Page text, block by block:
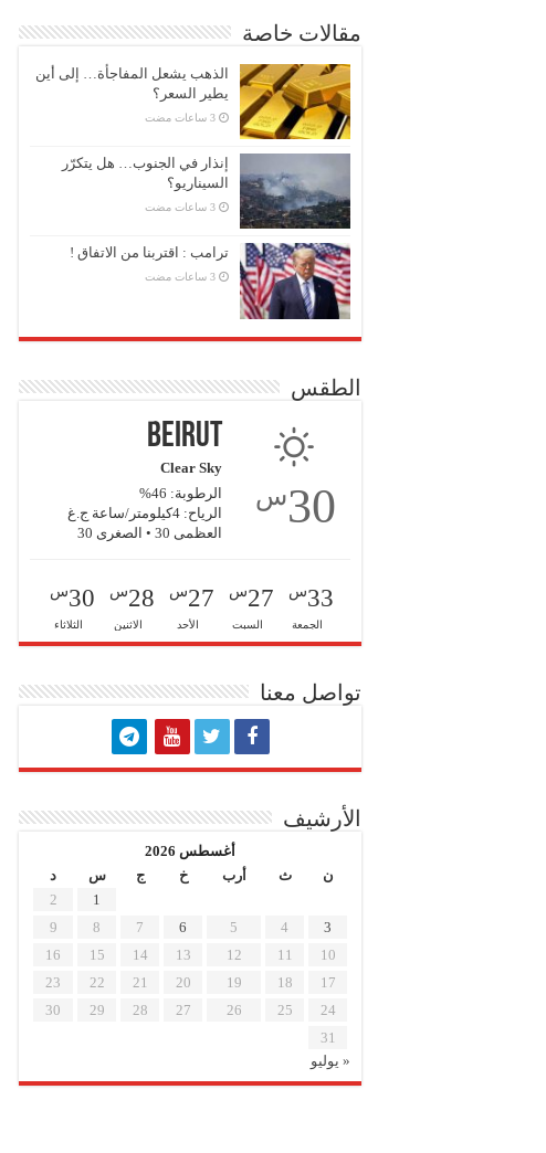
مقالات خاصة
الذهب يشعل المفاجأة… إلى أين
يطير السعر؟
إنذار في الجنوب… هل يتكرّر
السيناريو؟
ترامب : اقتربنا من الاتفاق !
الطقس
30س
Beirut
Clear Sky
الرطوبة: 46%
الرياح: 4كيلومتر/ساعة ج.غ
العظمى 30 • الصغرى 30
33س
الجمعة
27س
السبت
27س
الأحد
28س
الاثنين
30س
الثلاثاء
تواصل معنا
الأرشيف
أغسطس 2026
ن
ث أرب خ ج س
د
1
2
3
4
5
6
7
8
9
10
11
12
13
14
15
16
17
18
19
20
21
22
23
24
25
26
27
28
29
30
31
« يوليو